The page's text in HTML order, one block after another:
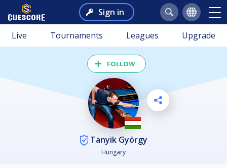
Sign in
Live Tournaments Leagues Upgrade
FOLLOW
Tanyik György
Hungary